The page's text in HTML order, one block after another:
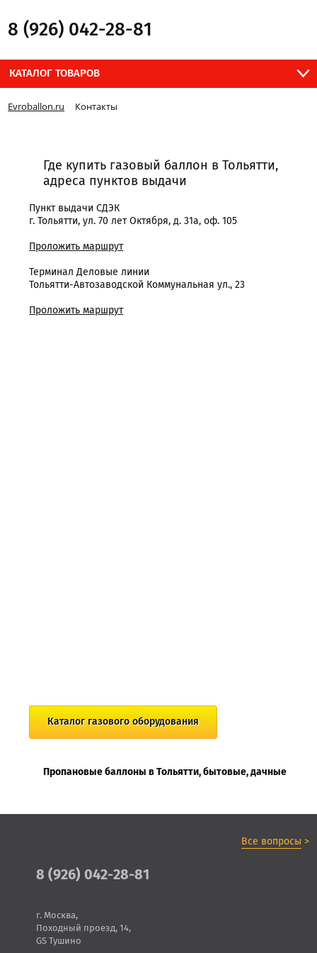
8 (926) 042-28-81
КАТАЛОГ ТОВАРОВ
Evroballon.ru Контакты
Каталог газового оборудования
Пропановые баллоны в Тольятти, бытовые, дачные
Где купить газовый баллон в Тольятти,
адреса пунктов выдачи
Пункт выдачи СДЭК
г. Тольятти, ул. 70 лет Октября, д. 31а, оф. 105
Проложить маршрут
Терминал Деловые линии
Тольятти-Автозаводской Коммунальная ул., 23
Проложить маршрут
Все вопросы >
8 (926) 042-28-81
г. Москва,
Походный проезд, 14,
GS Тушино